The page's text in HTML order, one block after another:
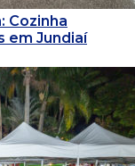
Cozinha
em Jundiaí